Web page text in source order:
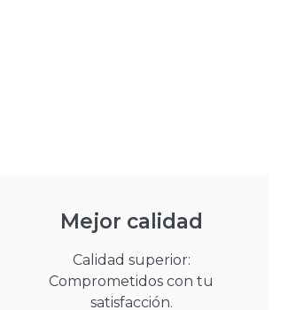
Mejor calidad
Calidad superior:
Comprometidos con tu
satisfacción.